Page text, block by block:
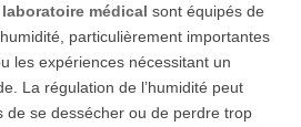
médical sont équipés de
particulièrement importantes
les expériences nécessitant un
La régulation de l’humidité peut
de se dessécher ou de perdre trop